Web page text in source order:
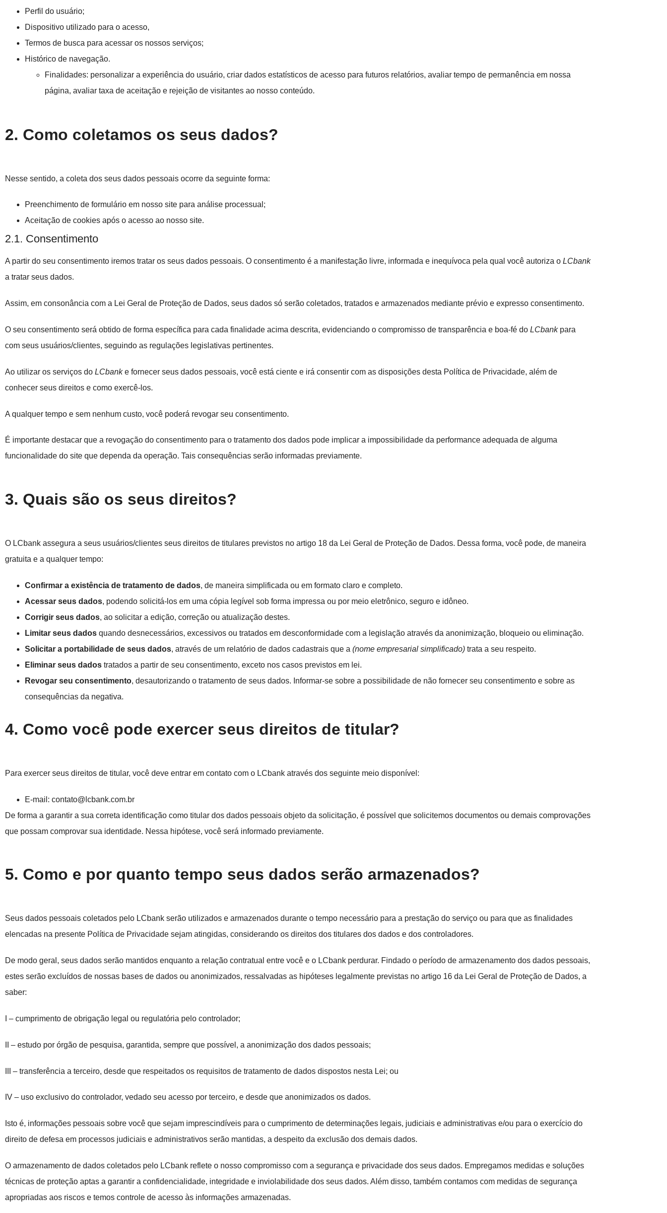
Perfil do usuário;
Dispositivo utilizado para o acesso,
Termos de busca para acessar os nossos serviços;
Histórico de navegação.
Finalidades: personalizar a experiência do usuário, criar dados estatísticos de acesso para futuros relatórios, avaliar tempo de permanência em nossa
página, avaliar taxa de aceitação e rejeição de visitantes ao nosso conteúdo.
2. Como coletamos os seus dados?
Nesse sentido, a coleta dos seus dados pessoais ocorre da seguinte forma:
Preenchimento de formulário em nosso site para análise processual;
Aceitação de cookies após o acesso ao nosso site.
2.1. Consentimento
A partir do seu consentimento iremos tratar os seus dados pessoais. O consentimento é a manifestação livre, informada e inequívoca pela qual você autoriza o LCbank
a tratar seus dados.
Assim, em consonância com a Lei Geral de Proteção de Dados, seus dados só serão coletados, tratados e armazenados mediante prévio e expresso consentimento.
O seu consentimento será obtido de forma específica para cada finalidade acima descrita, evidenciando o compromisso de transparência e boa-fé do LCbankpara
com seus usuários/clientes, seguindo as regulações legislativas pertinentes.
Ao utilizar os serviços do LCbanke fornecer seus dados pessoais, você está ciente e irá consentir com as disposições desta Política de Privacidade, além de
conhecer seus direitos e como exercê-los.
A qualquer tempo e sem nenhum custo, você poderá revogar seu consentimento.
É importante destacar que a revogação do consentimento para o tratamento dos dados pode implicar a impossibilidade da performance adequada de alguma
funcionalidade do site que dependa da operação. Tais consequências serão informadas previamente.
3. Quais são os seus direitos?
O LCbank assegura a seus usuários/clientes seus direitos de titulares previstos no artigo 18 da Lei Geral de Proteção de Dados. Dessa forma, você pode, de maneira
gratuita e a qualquer tempo:
Confirmar a existência de tratamento de dados, de maneira simplificada ou em formato claro e completo.
Acessar seus dados, podendo solicitá-los em uma cópia legível sob forma impressa ou por meio eletrônico, seguro e idôneo.
Corrigir seus dados, ao solicitar a edição, correção ou atualização destes.
Limitar seus dados quando desnecessários, excessivos ou tratados em desconformidade com a legislação através da anonimização, bloqueio ou eliminação.
Solicitar a portabilidade de seus dados, através de um relatório de dados cadastrais que a (nome empresarial simplificado) trata a seu respeito.
Eliminar seus dados tratados a partir de seu consentimento, exceto nos casos previstos em lei.
Revogar seu consentimento, desautorizando o tratamento de seus dados. Informar-se sobre a possibilidade de não fornecer seu consentimento e sobre as
consequências da negativa.
4. Como você pode exercer seus direitos de titular?
Para exercer seus direitos de titular, você deve entrar em contato com o LCbank através dos seguinte meio disponível:
E-mail: contato@lcbank.com.br
De forma a garantir a sua correta identificação como titular dos dados pessoais objeto da solicitação, é possível que solicitemos documentos ou demais comprovações
que possam comprovar sua identidade. Nessa hipótese, você será informado previamente.
5. Como e por quanto tempo seus dados serão armazenados?
Seus dados pessoais coletados pelo LCbank serão utilizados e armazenados durante o tempo necessário para a prestação do serviço ou para que as finalidades
elencadas na presente Política de Privacidade sejam atingidas, considerando os direitos dos titulares dos dados e dos controladores.
De modo geral, seus dados serão mantidos enquanto a relação contratual entre você e o LCbank perdurar. Findado o período de armazenamento dos dados pessoais,
estes serão excluídos de nossas bases de dados ou anonimizados, ressalvadas as hipóteses legalmente previstas no artigo 16 da Lei Geral de Proteção de Dados, a
saber:
I – cumprimento de obrigação legal ou regulatória pelo controlador;
II – estudo por órgão de pesquisa, garantida, sempre que possível, a anonimização dos dados pessoais;
III – transferência a terceiro, desde que respeitados os requisitos de tratamento de dados dispostos nesta Lei; ou
IV – uso exclusivo do controlador, vedado seu acesso por terceiro, e desde que anonimizados os dados.
Isto é, informações pessoais sobre você que sejam imprescindíveis para o cumprimento de determinações legais, judiciais e administrativas e/ou para o exercício do
direito de defesa em processos judiciais e administrativos serão mantidas, a despeito da exclusão dos demais dados.
O armazenamento de dados coletados pelo LCbank reflete o nosso compromisso com a segurança e privacidade dos seus dados. Empregamos medidas e soluções
técnicas de proteção aptas a garantir a confidencialidade, integridade e inviolabilidade dos seus dados. Além disso, também contamos com medidas de segurança
apropriadas aos riscos e temos controle de acesso às informações armazenadas.